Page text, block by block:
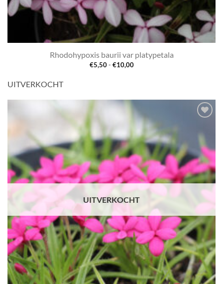
Rhodohypoxis baurii var platypetala
€5,50 - €10,00Prijsklasse:
UITVERKOCHT
UITVERKOCHT